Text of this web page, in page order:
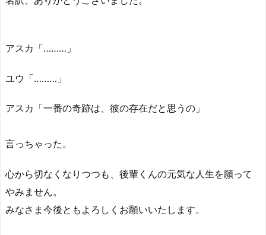
アスカ「………」
ユウ「………」
アスカ「一番の奇跡は、彼の存在だと思うの」
言っちゃった。
心から切なくなりつつも、後輩くんの元気な人生を願って
やみません。
みなさま今後ともよろしくお願いいたします。